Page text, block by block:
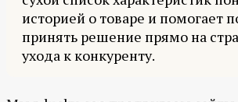
историей о товаре и помогает
принять решение прямо на
ухода к конкуренту.